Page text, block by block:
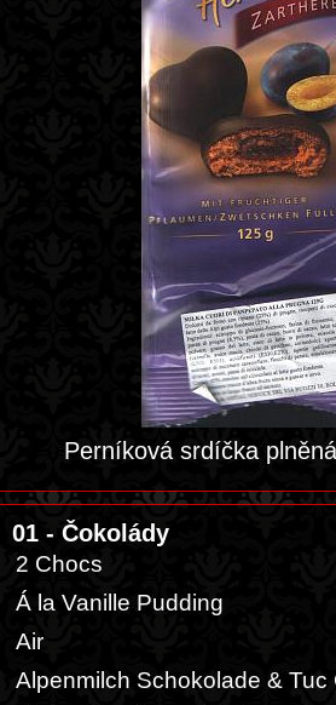
Perníková srdíčka
01 - Čokolády
2 Chocs
Á la Vanille Pudding
Air
Alpenmilch Schokolade & Tuc